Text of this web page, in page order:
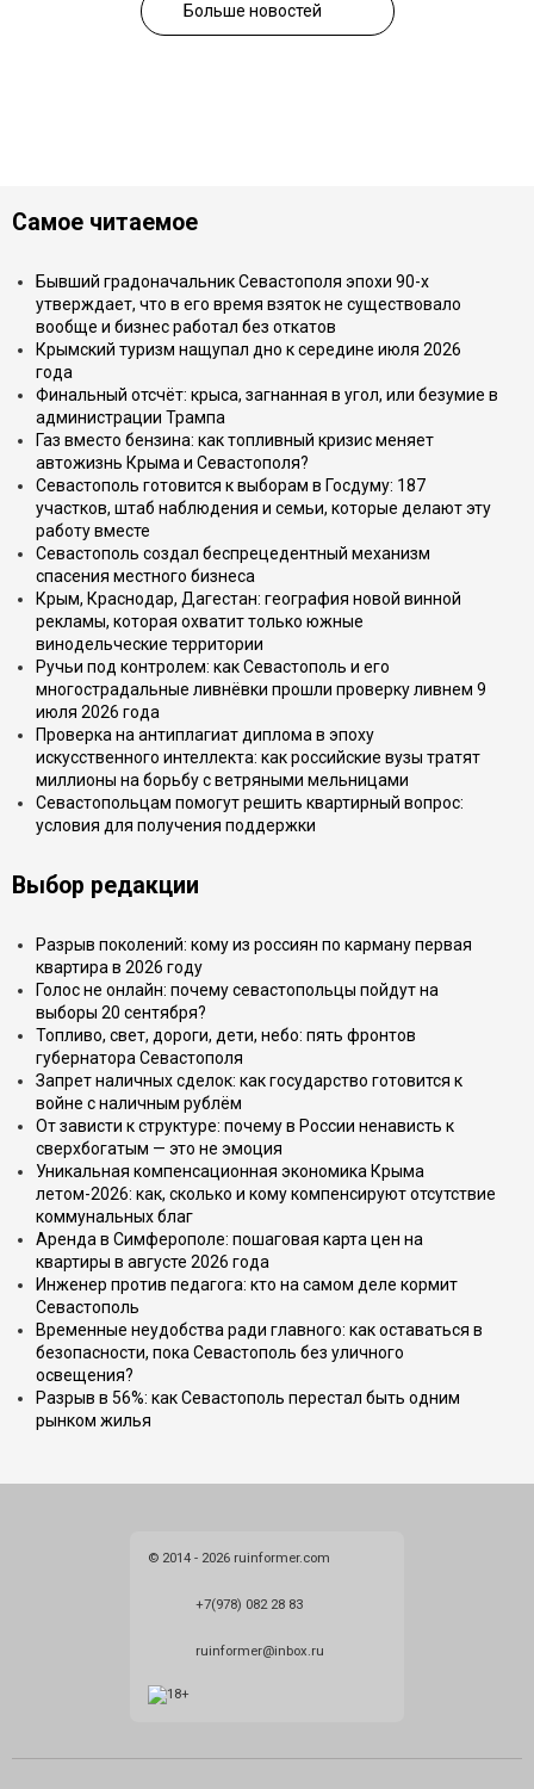
Больше новостей
Самое читаемое
Бывший градоначальник Севастополя эпохи 90-х
утверждает, что в его время взяток не существовало
вообще и бизнес работал без откатов
Крымский туризм нащупал дно к середине июля 2026
года
Финальный отсчёт: крыса, загнанная в угол, или безумие в
администрации Трампа
Газ вместо бензина: как топливный кризис меняет
автожизнь Крыма и Севастополя?
Севастополь готовится к выборам в Госдуму: 187
участков, штаб наблюдения и семьи, которые делают эту
работу вместе
Севастополь создал беспрецедентный механизм
спасения местного бизнеса
Крым, Краснодар, Дагестан: география новой винной
рекламы, которая охватит только южные
винодельческие территории
Ручьи под контролем: как Севастополь и его
многострадальные ливнёвки прошли проверку ливнем 9
июля 2026 года
Проверка на антиплагиат диплома в эпоху
искусственного интеллекта: как российские вузы тратят
миллионы на борьбу с ветряными мельницами
Севастопольцам помогут решить квартирный вопрос:
условия для получения поддержки
Выбор редакции
Разрыв поколений: кому из россиян по карману первая
квартира в 2026 году
Голос не онлайн: почему севастопольцы пойдут на
выборы 20 сентября?
Топливо, свет, дороги, дети, небо: пять фронтов
губернатора Севастополя
Запрет наличных сделок: как государство готовится к
войне с наличным рублём
От зависти к структуре: почему в России ненависть к
сверхбогатым — это не эмоция
Уникальная компенсационная экономика Крыма
летом-2026: как, сколько и кому компенсируют отсутствие
коммунальных благ
Аренда в Симферополе: пошаговая карта цен на
квартиры в августе 2026 года
Инженер против педагога: кто на самом деле кормит
Севастополь
Временные неудобства ради главного: как оставаться в
безопасности, пока Севастополь без уличного
освещения?
Разрыв в 56%: как Севастополь перестал быть одним
рынком жилья
© 2014 - 2026 ruinformer.com
+7(978) 082 28 83
ruinformer@inbox.ru